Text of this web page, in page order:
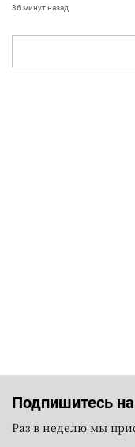
36 минут назад
Подпишитесь
Раз в неделю мы